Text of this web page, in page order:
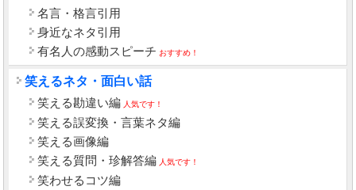
名言・格言引用
身近なネタ引用
有名人の感動スピーチ おすすめ！
笑えるネタ・面白い話
笑える勘違い編 人気です！
笑える誤変換・言葉ネタ編
笑える画像編
笑える質問・珍解答編 人気です！
笑わせるコツ編